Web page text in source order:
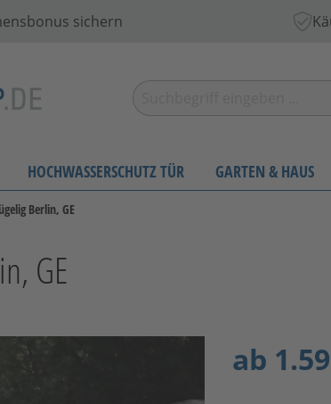
sichern
HOCHWASSERSCHUTZ TÜR GARTEN & HAUS
Berlin, GE
GE
ab